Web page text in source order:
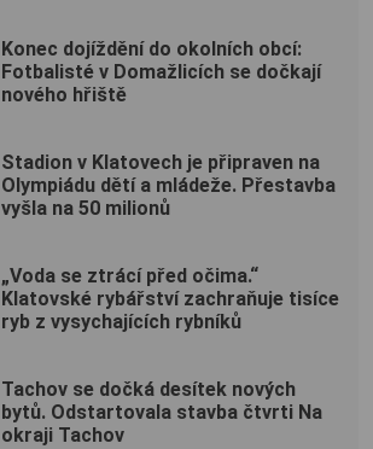
Konec dojíždění do okolních obcí:
Fotbalisté v Domažlicích se dočkají
nového hřiště
Stadion v Klatovech je připraven na
Olympiádu dětí a mládeže. Přestavba
vyšla na 50 milionů
„Voda se ztrácí před očima.“
Klatovské rybářství zachraňuje tisíce
ryb z vysychajících rybníků
Tachov se dočká desítek nových
bytů. Odstartovala stavba čtvrti Na
okraji Tachov